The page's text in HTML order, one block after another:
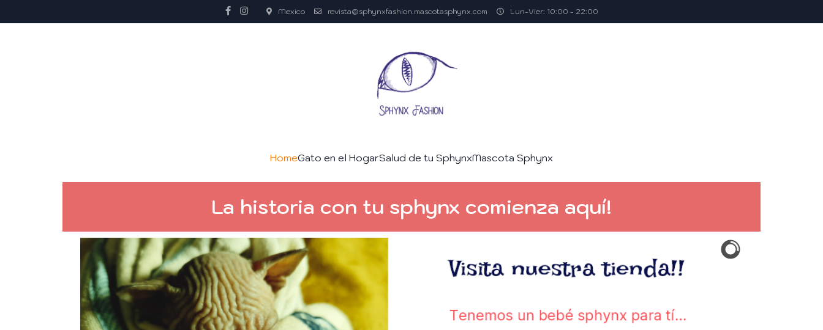
Mexico revista@sphynxfashion.mascotasphynx.com Lun-Vier: 10:00 - 22:00
HomeGato en el HogarSalud de tu SphynxMascota Sphynx
La historia con tu sphynx comienza aquí!